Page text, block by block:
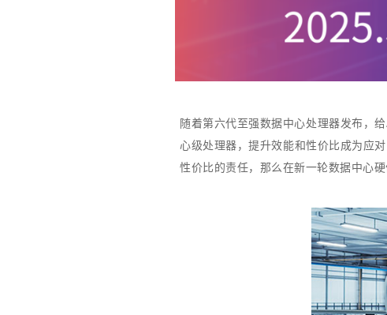
随着第六代至强数据中心处理器发布，
心级处理器，提升效能和性价比成为应
性价比的责任，那么在新一轮数据中心